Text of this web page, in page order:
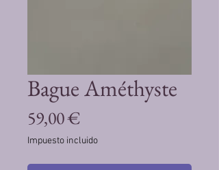
Bague Améthyste
59,00 €Precio
Impuesto incluido